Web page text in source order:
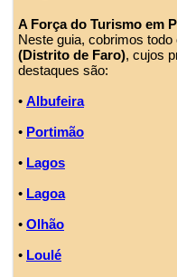
A Força do Turismo em
Neste guia, cobrimos todo
(Distrito de Faro), cujos
destaques são:
• Albufeira
• Portimão
• Lagos
• Lagoa
• Olhão
• Loulé